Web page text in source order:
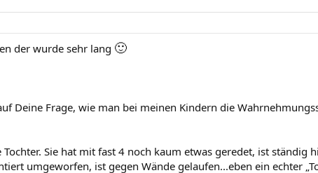
der wurde sehr lang 🙂
Deine Frage, wie man bei meinen Kindern die
Sie hat mit fast 4 noch kaum etwas geredet, ist ständig
umgeworfen, ist gegen Wände gelaufen...eben ein echter